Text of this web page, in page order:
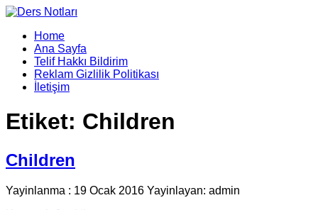
Home
Ana Sayfa
Telif Hakkı Bildirim
Reklam Gizlilik Politikası
İletişim
Etiket: Children
Children
Yayinlanma : 19 Ocak 2016 Yayinlayan: admin